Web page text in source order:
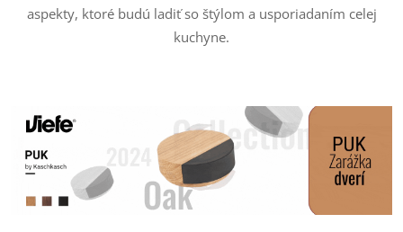
aspekty, ktoré budú ladiť so štýlom a usporiadaním celej
kuchyne.